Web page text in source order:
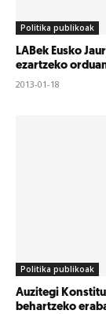
Politika publikoak
LABek Eusko
ezartzeko
2013-01-18
Politika publikoak
Auzitegi
behartzeko